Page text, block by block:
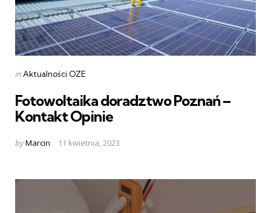
Categories
Posted
inAktualności OZE
Fotowoltaika doradztwo Poznań –
Kontakt Opinie
Posted
byMarcin 11 kwietnia, 2023